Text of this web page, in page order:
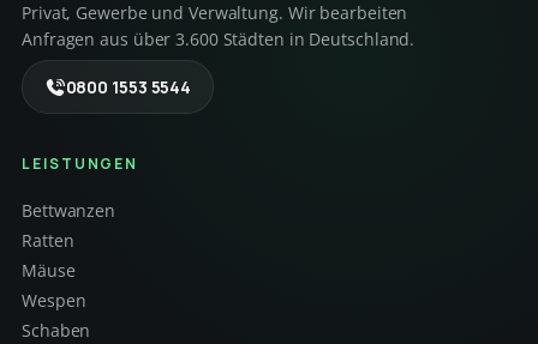
Privat, Gewerbe und Verwaltung. Wir bearbeiten
Anfragen aus über 3.600 Städten in Deutschland.
0800 1553 5544
LEISTUNGEN
Bettwanzen
Ratten
Mäuse
Wespen
Schaben